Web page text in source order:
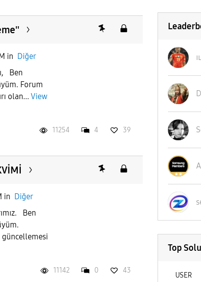
in Diğer
Ben
Forum
olan... View
11254 4 39
in Diğer
Ben
11142 0 43
Top
USER